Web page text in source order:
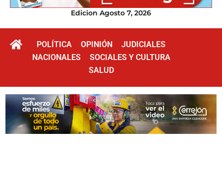
Edicion Agosto 7, 2026
POLÍTICA OPINIÓN
JUDICIALES
NACIONALES
SOCIALES Y CULTURA
SALUD